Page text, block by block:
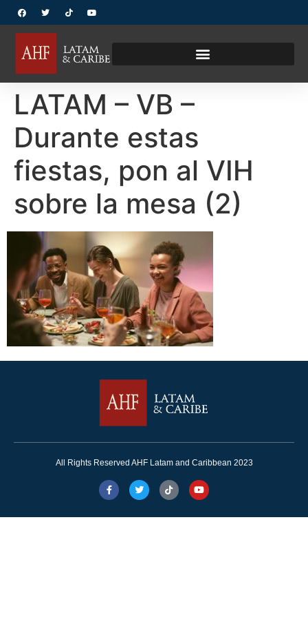
LATAM – VB –
Durante estas
fiestas, pon al VIH
sobre la mesa (2)
All Rights Reserved AHF Latam and Caribbean 2023